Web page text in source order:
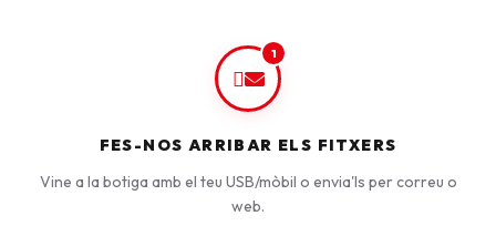
1
FES-NOS ARRIBAR ELS FITXERS
Vine a la botiga amb el teu USB/mòbil o envia'ls per correu o
web.